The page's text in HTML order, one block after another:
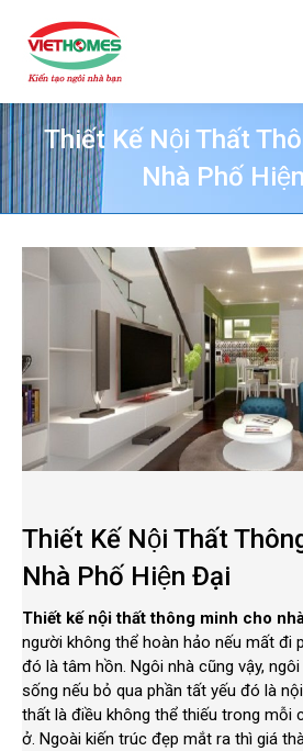
Thiết Kế Nội Thất
Nhà Phố
Thiết Kế Nội Thất
Nhà Phố Hiện Đại
Thiết kế nội thất thông minh cho
người không thể hoàn hảo nếu mất đi
đó là tâm hồn. Ngôi nhà cũng vậy,
sống nếu bỏ qua phần tất yếu đó là
thất là điều không thể thiếu trong mỗi
ở. Ngoài kiến trúc đẹp mắt ra thì giá